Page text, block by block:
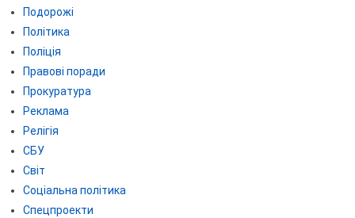
Подорожі
Політика
Поліція
Правові поради
Прокуратура
Реклама
Релігія
СБУ
Світ
Соціальна політика
Спецпроекти